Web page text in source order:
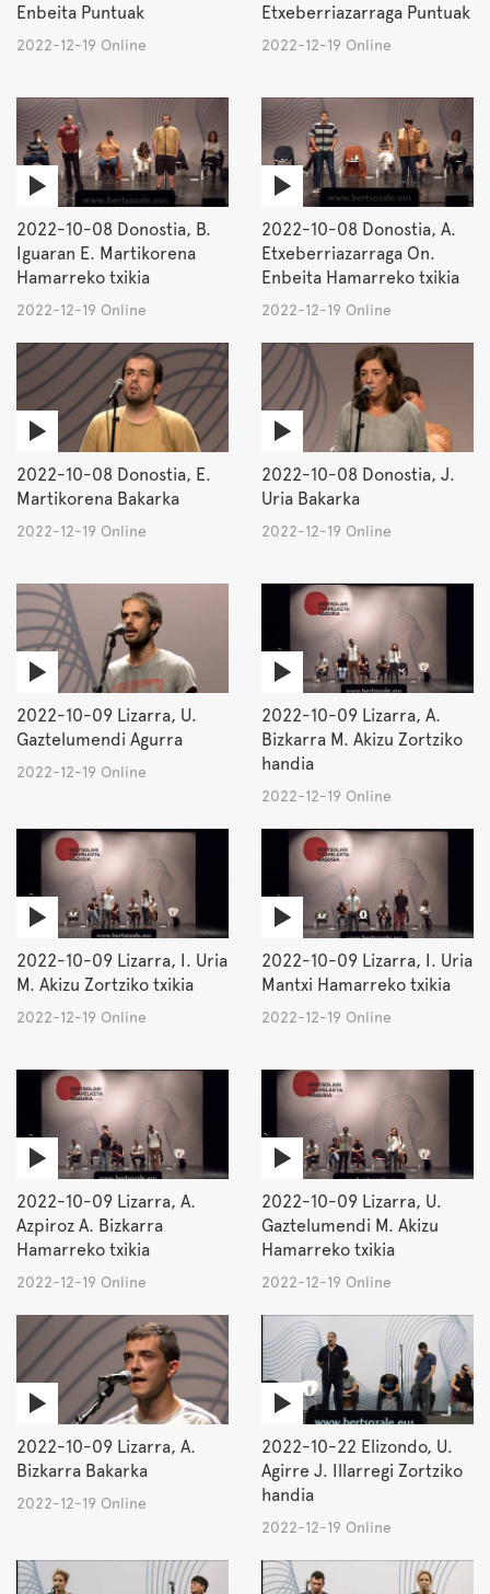
Enbeita Puntuak
2022-12-19 Online
Etxeberriazarraga Puntuak
2022-12-19 Online
2022-10-08 Donostia, B.
Iguaran E. Martikorena
Hamarreko txikia
2022-12-19 Online
2022-10-08 Donostia, A.
Etxeberriazarraga On.
Enbeita Hamarreko txikia
2022-12-19 Online
2022-10-08 Donostia, E.
Martikorena Bakarka
2022-12-19 Online
2022-10-08 Donostia, J.
Uria Bakarka
2022-12-19 Online
2022-10-09 Lizarra, U.
Gaztelumendi Agurra
2022-12-19 Online
2022-10-09 Lizarra, A.
Bizkarra M. Akizu Zortziko
handia
2022-12-19 Online
2022-10-09 Lizarra, I. Uria
M. Akizu Zortziko txikia
2022-12-19 Online
2022-10-09 Lizarra, I. Uria
Mantxi Hamarreko txikia
2022-12-19 Online
2022-10-09 Lizarra, A.
Azpiroz A. Bizkarra
Hamarreko txikia
2022-12-19 Online
2022-10-09 Lizarra, U.
Gaztelumendi M. Akizu
Hamarreko txikia
2022-12-19 Online
2022-10-09 Lizarra, A.
Bizkarra Bakarka
2022-12-19 Online
2022-10-22 Elizondo, U.
Agirre J. Illarregi Zortziko
handia
2022-12-19 Online